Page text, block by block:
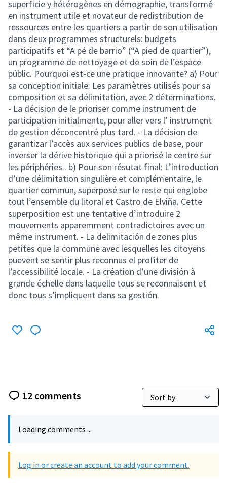
superficie y hétérogènes en démographie, transformé
en instrument utile et novateur de redistribution de
ressources entre les quartiers a partir de son utilisation
dans deux programmes structurels: budgets
participatifs et “A pé de barrio” (“A pied de quartier”),
un programme de nettoyage et de soin de l’espace
públic. Pourquoi est-ce une pratique innovante? a) Pour
sa conception initiale: Les paramètres utilisés pour sa
composition et sa délimitation, avec 2 déterminations.
- La décision de le prioriser comme instrument de
participation initialmente, pour aller vers l’ instrument
de gestion déconcentré plus tard. - La décision de
garantizar l’accès aux services publics de base, pour
inverser la dérive historique qui a priorisé le centre sur
les périphéries.. b) Pour son résutat final: L’introduction
d’une délimitation singulière et complémentaire, le
quartier commun, superposé sur le reste qui englobe
tout l’ensemble du litoral et Castro de Elviña. Cette
superposition est une tentative d’introduire 2
mouvements apparemment contradictoires avec un
même instrument. - La delimitación de zones plus
petites que la commune avec lesquelles les citoyens
puevent se sentir plus reconnus el profiter de
l’accessibilité locale. - La création d’une división à
grande échelle dans laquelle tous se reconnaisent et
donc tous s’impliquent dans sa gestión.
12 comments
Loading comments ...
Log in or create an account to add your comment.